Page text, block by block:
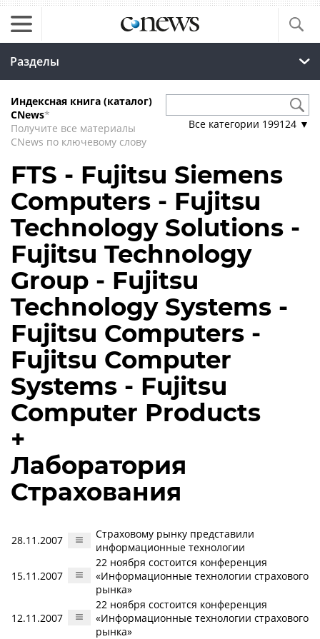
Разделы
Индексная книга (каталог)
CNews*
Получите все материалы
CNews по ключевому слову
Все категории 199124 ▼
FTS - Fujitsu Siemens
Computers - Fujitsu
Technology Solutions -
Fujitsu Technology
Group - Fujitsu
Technology Systems -
Fujitsu Computers -
Fujitsu Computer
Systems - Fujitsu
Computer Products
+
Лаборатория
Страхования
28.11.2007
Страховому рынку представили
информационные технологии
15.11.2007
22 ноября состоится конференция
«Информационные технологии страхового
рынка»
12.11.2007
22 ноября состоится конференция
«Информационные технологии страхового
рынка»